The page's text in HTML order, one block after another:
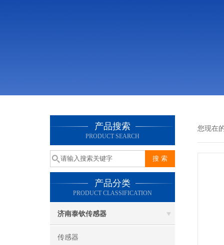
产品搜索
PRODUCT SEARCH
产品分类
PRODUCT CLASSIFICATION
济南泰钦传感器
传感器
您现在